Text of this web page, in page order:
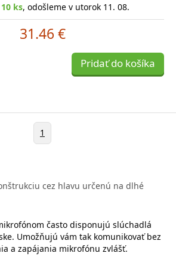
ks, odošleme v utorok 11. 08.
31.46 €
Pridať do košíka
1
cez hlavu určenú na dlhé
často disponujú slúchadlá
Umožňujú vám tak komunikovať bez
a zapájania mikrofónu zvlášť.